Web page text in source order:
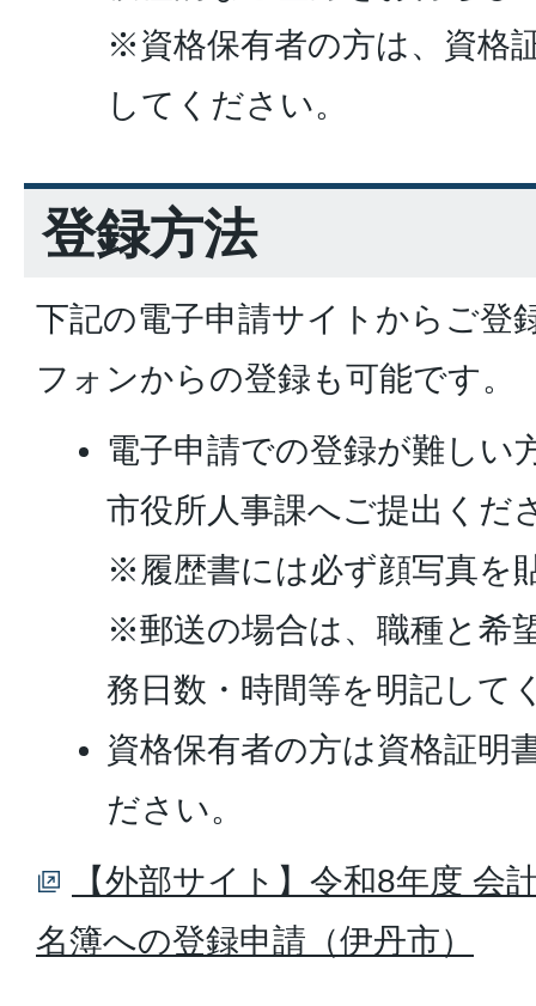
※資格保有者の方は、資格
してください。
登録方法
下記の電子申請サイトからご登
フォンからの登録も可能です。
電子申請での登録が難しい
市役所人事課へご提出くだ
※履歴書には必ず顔写真を
※郵送の場合は、職種と希
務日数・時間等を明記して
資格保有者の方は資格証明
ださい。
【外部サイト】令和8年度 会
名簿への登録申請（伊丹市）